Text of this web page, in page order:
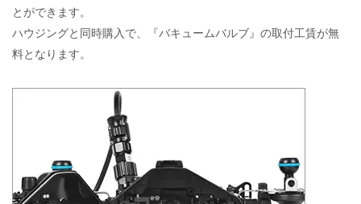
とができます。
ハウジングと同時購入で、『バキュームバルブ』の取付工賃が無
料となります。